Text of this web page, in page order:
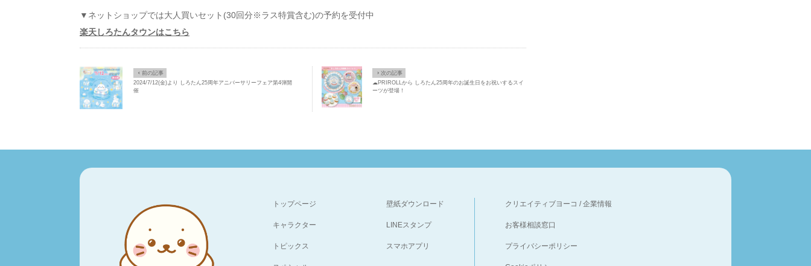
▼ネットショップでは大人買いセット (30回分※ラス特賞含む)の予約を受付中
楽天しろたんタウンはこちら
Ô 前の記事
2024/7/12(金)より しろたん25周年アニバーサリーフェア第4弾開
催
× 次の記事
☁PRIROLLから しろたん25周年のお誕生日をお祝いするスイ
ーツが登場！
トップページ
キャラクター
トピックス
壁紙ダウンロード
LINEスタンプ
スマホアプリ
クリエイティブヨーコ /企業情報
お客様相談窓口
プライバシーポリシー